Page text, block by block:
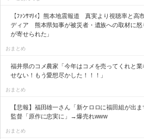
【ﾌｧﾝｻﾏﾘｨ】熊本地震報道 真実より視聴率と高
ディア 熊本県知事が被災者・遺族への取材に怒
が寄せられた」
おまとめ
福井県のコメ農家「今年はコメを売ってくれと
せない！もう愛想尽かした！！！」
おまとめ
【悲報】福田雄一さん「新ケロロに福田組が出
監督「原作に忠実に」→爆売れwww
おまとめ